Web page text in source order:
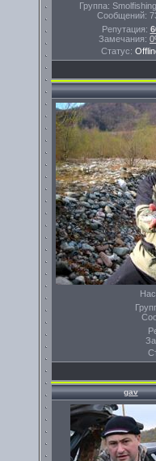
Группа:
Сообщений:
Репутация:
Замечания:
Статус:
gav